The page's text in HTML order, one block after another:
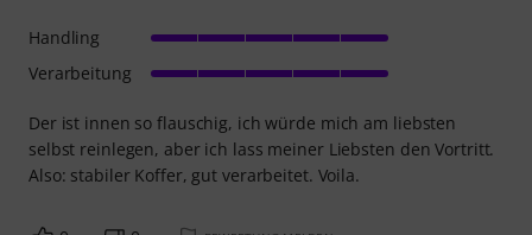
Der ist innen so flauschig, ich würde mich am liebsten
selbst reinlegen, aber ich lass meiner Liebsten den Vortritt.
Also: stabiler Koffer, gut verarbeitet. Voila.
Handling
Verarbeitung